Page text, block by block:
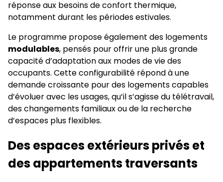
réponse aux besoins de confort thermique,
notamment durant les périodes estivales.
Le programme propose également des logements
modulables, pensés pour offrir une plus grande
capacité d’adaptation aux modes de vie des
occupants. Cette configurabilité répond à une
demande croissante pour des logements capables
d’évoluer avec les usages, qu’il s’agisse du télétravail,
des changements familiaux ou de la recherche
d’espaces plus flexibles.
Des espaces extérieurs privés et
des appartements traversants